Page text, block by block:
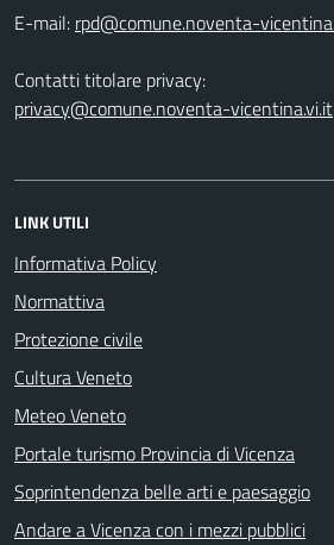
E-mail:
Contatti titolare privacy:
privacy@comune.noventa-vicentina.vi.it
LINK UTILI
Informativa Policy
Normattiva
Protezione civile
Cultura Veneto
Meteo Veneto
Portale turismo Provincia di Vicenza
Soprintendenza belle arti e paesaggio
Andare a Vicenza con i mezzi pubblici